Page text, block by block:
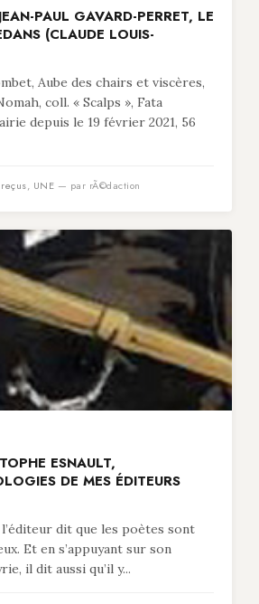
PAUL GAVARD-PERRET, LE
(CLAUDE LOUIS-
Aube des chairs et viscères,
coll. « Scalps », Fata
depuis le 19 février 2021, 56
, UNE — par rÃ©daction
ESNAULT,
DE MES ÉDITEURS
dit que les poètes sont
Et en s’appuyant sur son
il dit aussi qu’il y...